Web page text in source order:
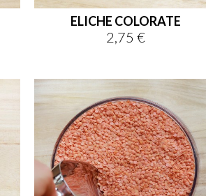
ELICHE COLORATE
Prezzo
2,75 €